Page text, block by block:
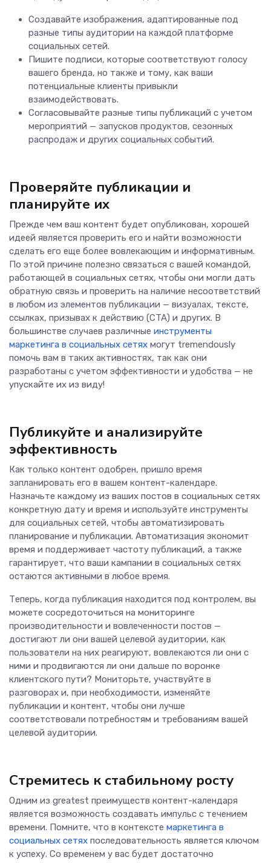
Создавайте изображения, адаптированные под
разные типы аудитории на каждой платформе
социальных сетей.
Пишите подписи, которые соответствуют голосу
вашего бренда, но также и тому, как ваши
потенциальные клиенты привыкли
взаимодействовать.
Согласовывайте разные типы публикаций с учетом
мероприятий — запусков продуктов, сезонных
распродаж и других социальных событий.
Проверяйте публикации и
планируйте их
Прежде чем ваш контент будет опубликован, хорошей
идеей является проверить его и найти возможности
сделать его еще более вовлекающим и информативным.
По этой причине полезно связаться с вашей командой,
работающей в социальных сетях, чтобы они могли дать
обратную связь и проверить на наличие несоответствий
в любом из элементов публикации — визуалах, тексте,
ссылках, призывах к действию (CTA) и других. В
большинстве случаев различные инструменты
маркетинга в социальных сетях могут tremendously
помочь вам в таких активностях, так как они
разработаны с учетом эффективности и удобства — не
упускайте их из виду!
Публикуйте и анализируйте
эффективность
Как только контент одобрен, пришло время
запланировать его в вашем контент-календаре.
Назначьте каждому из ваших постов в социальных сетях
конкретную дату и время и используйте инструменты
для социальных сетей, чтобы автоматизировать
планирование и публикации. Автоматизация экономит
время и поддерживает частоту публикаций, а также
гарантирует, что ваши кампании в социальных сетях
остаются активными в любое время.
Теперь, когда публикация находится под контролем, вы
можете сосредоточиться на мониторинге
производительности и вовлеченности постов —
достигают ли они вашей целевой аудитории, как
пользователи на них реагируют, вовлекаются ли они с
ними и продвигаются ли они дальше по воронке
клиентского пути? Мониторьте, участвуйте в
разговорах и, при необходимости, изменяйте
публикации и контент, чтобы они лучше
соответствовали потребностям и требованиям вашей
целевой аудитории.
Стремитесь к стабильному росту
Одним из greatest преимуществ контент-календаря
является возможность создавать импульс с течением
времени. Помните, что в контексте маркетинга в
социальных сетях последовательность является ключом
к успеху. Со временем у вас будет достаточно